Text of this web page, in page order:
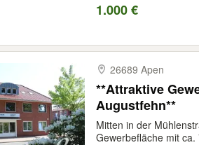
1.000 €
26689 Apen
**Attraktive
Augustfehn**
Mitten in der
Gewerbefläche mit ca.